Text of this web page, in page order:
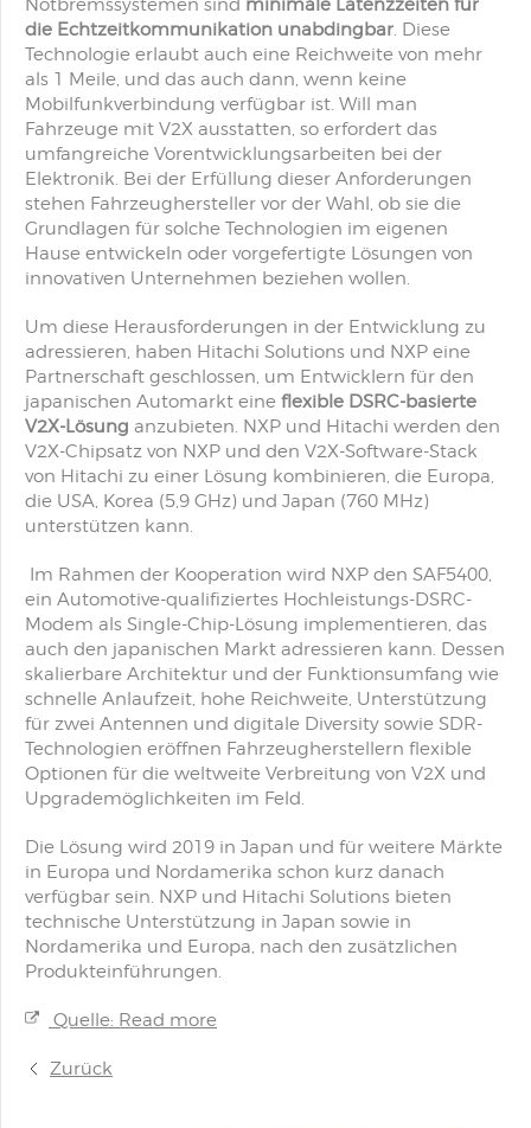
Notbremssystemen sind minimale Latenzzeiten für
die Echtzeitkommunikation unabdingbar. Diese
Technologie erlaubt auch eine Reichweite von mehr
als 1 Meile, und das auch dann, wenn keine
Mobilfunkverbindung verfügbar ist. Will man
Fahrzeuge mit V2X ausstatten, so erfordert das
umfangreiche Vorentwicklungsarbeiten bei der
Elektronik. Bei der Erfüllung dieser Anforderungen
stehen Fahrzeughersteller vor der Wahl, ob sie die
Grundlagen für solche Technologien im eigenen
Hause entwickeln oder vorgefertigte Lösungen von
innovativen Unternehmen beziehen wollen.
Um diese Herausforderungen in der Entwicklung zu
adressieren, haben Hitachi Solutions und NXP eine
Partnerschaft geschlossen, um Entwicklern für den
japanischen Automarkt eine flexible DSRC-basierte
V2X-Lösung anzubieten. NXP und Hitachi werden den
V2X-Chipsatz von NXP und den V2X-Software-Stack
von Hitachi zu einer Lösung kombinieren, die Europa,
die USA, Korea (5,9 GHz) und Japan (760 MHz)
unterstützen kann.
Im Rahmen der Kooperation wird NXP den SAF5400,
ein Automotive-qualifiziertes Hochleistungs-DSRC-
Modem als Single-Chip-Lösung implementieren, das
auch den japanischen Markt adressieren kann. Dessen
skalierbare Architektur und der Funktionsumfang wie
schnelle Anlaufzeit, hohe Reichweite, Unterstützung
für zwei Antennen und digitale Diversity sowie SDR-
Technologien eröffnen Fahrzeugherstellern flexible
Optionen für die weltweite Verbreitung von V2X und
Upgrademöglichkeiten im Feld.
Die Lösung wird 2019 in Japan und für weitere Märkte
in Europa und Nordamerika schon kurz danach
verfügbar sein. NXP und Hitachi Solutions bieten
technische Unterstützung in Japan sowie in
Nordamerika und Europa, nach den zusätzlichen
Produkteinführungen.
Quelle: Read more
Zurück